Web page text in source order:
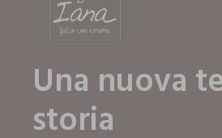
Una nuova
storia